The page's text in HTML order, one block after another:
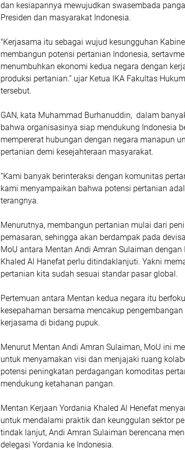
dan kesiapannya mewujudkan swasembada
Presiden dan masyarakat Indonesia.
"Kerjasama itu sebagai wujud kesungguhan
membangun potensi pertanian Indonesia,
menumbuhkan ekonomi kedua negara dengan
produksi pertanian.” ujar Ketua IKA Fakultas
tersebut.
GAN, kata Muhammad Burhanuddin, dalam
bahwa organisasinya siap mendukung Indonesia
mempererat hubungan dengan negara manapun
pertanian demi kesejahteraan masyarakat.
”Kami banyak berinteraksi dengan komunitas
kami menyampaikan bahwa potensi pertanian
terangnya.
Menurutnya, membangun pertanian mulai dari
pemasaran, sehingga akan berdampak pada
MoU antara Mentan Andi Amran Sulaiman dengan
Khaled Al Hanefat perlu ditindaklanjuti. Yakni
pertanian kita sudah sesuai standar pasar global.
Pertemuan antara Mentan kedua negara itu
kesepahaman bersama mencakup
kerjasama di bidang pupuk.
Menurut Mentan Andi Amran Sulaiman, MoU ini
untuk menyamakan visi dan menjajaki ruang
potensi peningkatan perdagangan komoditas
mendukung ketahanan pangan.
Mentan Kerjaan Yordania Khaled Al Henefat
untuk mendalami praktik dan keunggulan sektor
tindak lanjut, Andi Amran Sulaiman berencana
delegasi Yordania ke Indonesia.